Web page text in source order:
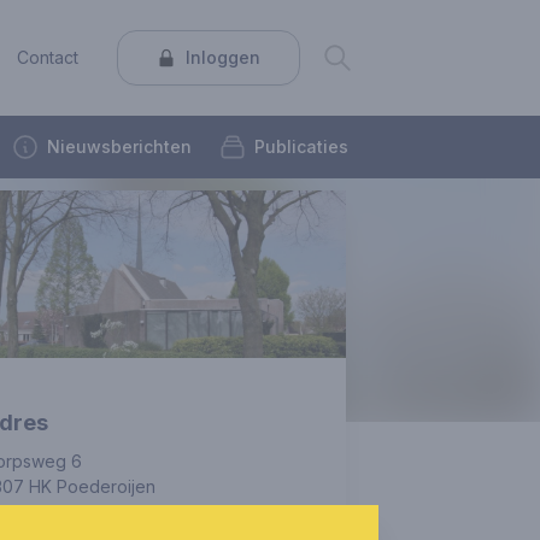
Contact Inloggen
Nieuwsberichten Publicaties
6
HK Poederoijen